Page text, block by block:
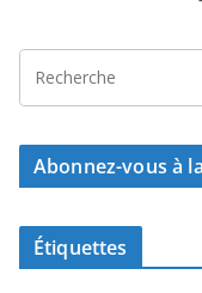
Abonnez-vous à
Étiquettes